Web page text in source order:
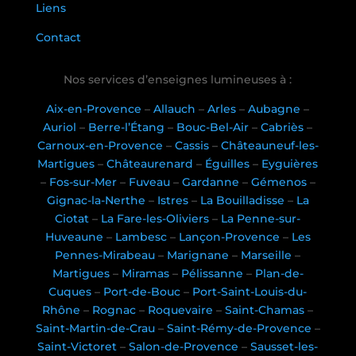
Liens
Contact
Nos services d’enseignes lumineuses à :
Aix-en-Provence –Allauch –Arles –Aubagne –
Auriol – Berre-l’Étang – Bouc-Bel-Air –Cabriès –
Carnoux-en-Provence – Cassis– Châteauneuf-les-
Martigues –Châteaurenard – Éguilles – Eyguières
– Fos-sur-Mer– Fuveau– Gardanne – Gémenos–
Gignac-la-Nerthe – Istres– La Bouilladisse – La
Ciotat – La Fare-les-Oliviers – La Penne-sur-
Huveaune – Lambesc– Lançon-Provence – Les
Pennes-Mirabeau – Marignane – Marseille –
Martigues– Miramas– Pélissanne – Plan-de-
Cuques – Port-de-Bouc – Port-Saint-Louis-du-
Rhône – Rognac – Roquevaire –Saint-Chamas –
Saint-Martin-de-Crau– Saint-Rémy-de-Provence –
Saint-Victoret –Salon-de-Provence –Sausset-les-